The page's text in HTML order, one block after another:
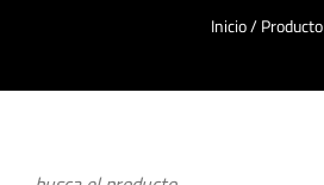
Inicio/Producto